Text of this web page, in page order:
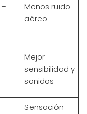
Menos ruido
aéreo
Mejor
sensibilidad y
sonidos
Sensación